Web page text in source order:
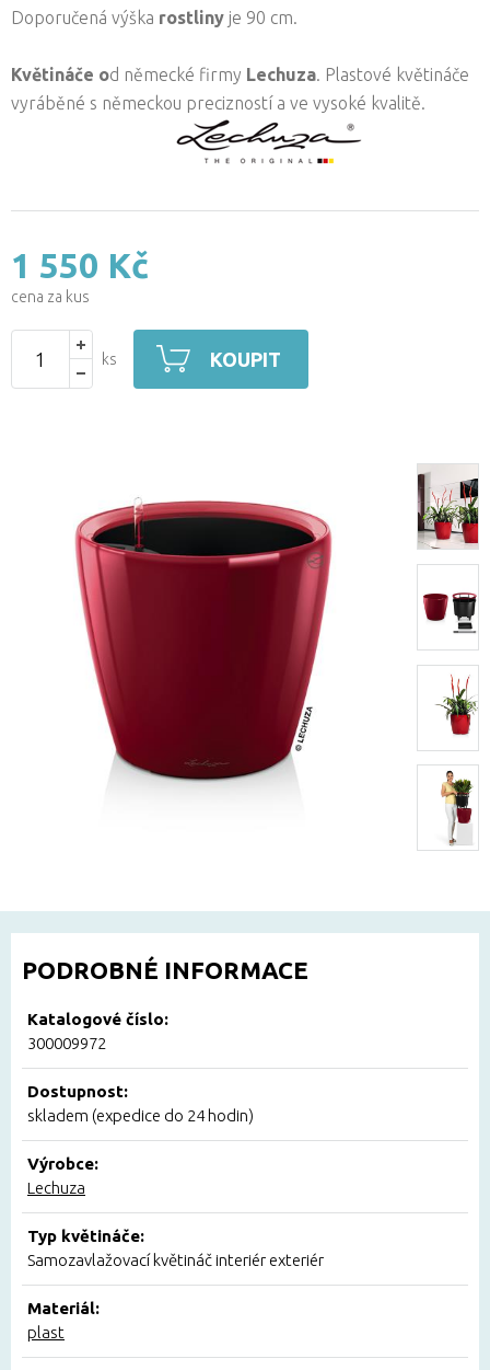
Doporučená výška rostliny je 90 cm.
Květináče od německé firmy Lechuza. Plastové květináče
vyráběné s německou precizností a ve vysoké kvalitě.
1 550 Kč
cena za kus
ks KOUPIT
PODROBNÉ INFORMACE
Katalogové číslo:
300009972
Dostupnost:
skladem (expedice do 24 hodin)
Výrobce:
Lechuza
Typ květináče:
Samozavlažovací květináč interiér exteriér
Materiál:
plast